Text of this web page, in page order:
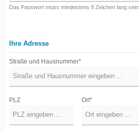
Das Passwort muss mindestens 8 Zeichen lang sein.
Ihre Adresse
Straße und Hausnummer*
PLZ Ort*